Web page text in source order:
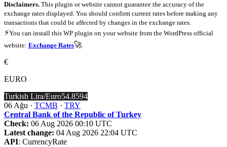
Disclaimers. This plugin or website cannot guarantee the accuracy of the
exchange rates displayed. You should confirm current rates before making any
transactions that could be affected by changes in the exchange rates.
⚡You can install this WP plugin on your website from the WordPress official
website: Exchange Rates🚀
€
EURO
Turkish Lira/Euro54.8594
06 Ağu · TCMB · TRY
Central Bank of the Republic of Turkey
Check: 06 Aug 2026 00:10 UTC
Latest change: 04 Aug 2026 22:04 UTC
API: CurrencyRate